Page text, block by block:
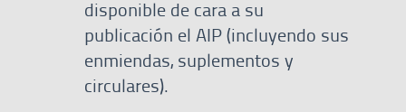
disponible de cara a su
publicación el AIP (incluyendo sus
enmiendas, suplementos y
circulares).